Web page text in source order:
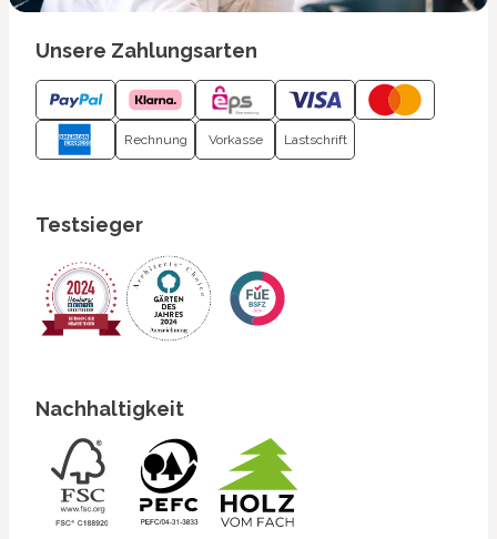
Unsere Zahlungsarten
Rechnung Vorkasse Lastschrift
Testsieger
Nachhaltigkeit